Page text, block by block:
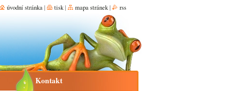
Kontakt
úvodní stránka| tisk| mapa stránek| rss